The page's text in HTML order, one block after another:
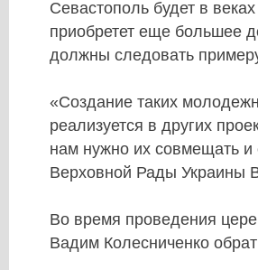
Севастополь будет в
приобретет еще большее
должны следовать
«Создание таких
реализуется в других
нам нужно их совмещать
Верховной Рады Украины
Во время проведения
Вадим Колесниченко